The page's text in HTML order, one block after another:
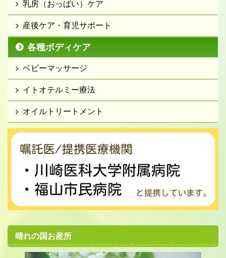
乳房（おっぱい）ケア
産後ケア・育児サポート
各種ボディケア
ベビーマッサージ
イトオテルミー療法
オイルトリートメント
晴れの国お産所